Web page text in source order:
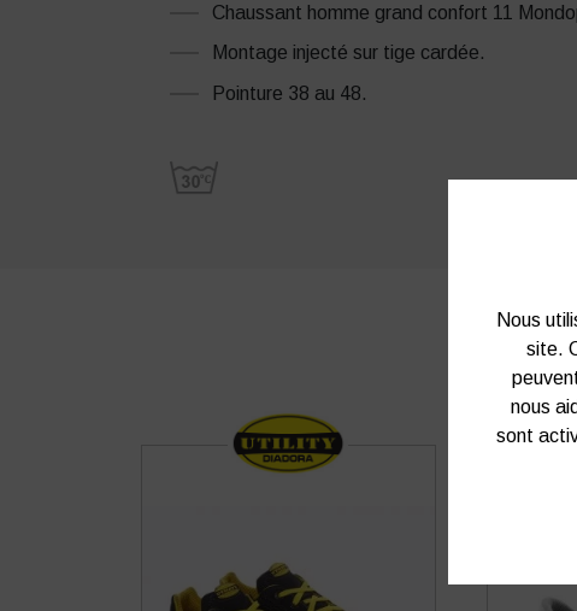
Chaussant homme grand confort 11
Montage injecté sur tige cardée.
Pointure 38 au 48.
Nous
site.
nous
sont